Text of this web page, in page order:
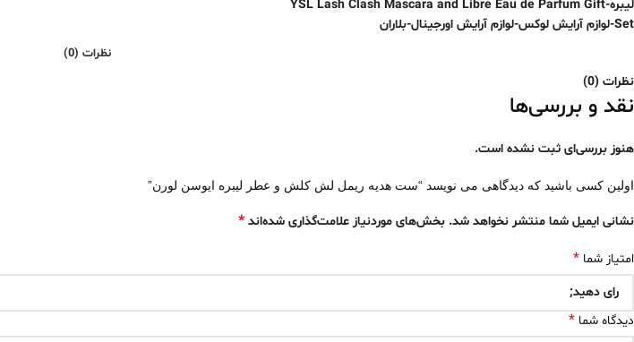
نظرات (0)
نظرات (0)
نقد و بررسی‌ها
هنوز بررسی‌ای ثبت نشده است.
اولین کسی باشید که دیدگاهی می نویسد “ست هدیه ریمل لش کلش و عطر لیبره ایوسن لورن”
نشانی ایمیل شما منتشر نخواهد شد. بخش‌های موردنیاز علامت‌گذاری شده‌اند *
امتیاز شما *
دیدگاه شما *